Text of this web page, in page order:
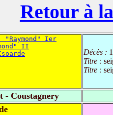
Retour à
Ier
II
Décès :
Titre :
Titre :
- Coustagnery